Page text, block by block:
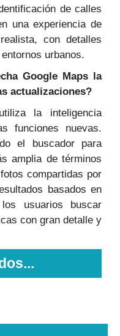
de calles
una experiencia de
con detalles
urbanos.
Google Maps la
actualizaciones?
la inteligencia
funciones nuevas.
el buscador para
amplia de términos
compartidas por
basados en
usuarios buscar
con gran detalle y